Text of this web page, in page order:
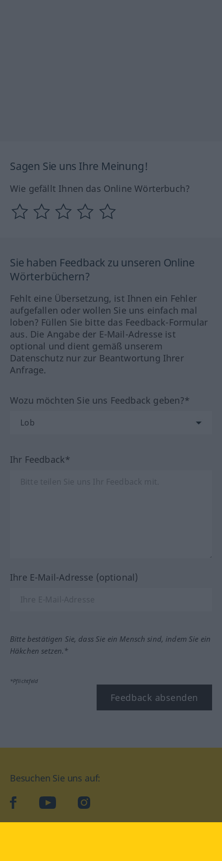
Sagen Sie uns Ihre Meinung!
Wie gefällt Ihnen das Online Wörterbuch?
Sie haben Feedback zu unseren Online
Wörterbüchern?
Fehlt eine Übersetzung, ist Ihnen ein Fehler
aufgefallen oder wollen Sie uns einfach mal
loben? Füllen Sie bitte das Feedback-Formular
aus. Die Angabe der E-Mail-Adresse ist
optional und dient gemäß unserem
Datenschutz nur zur Beantwortung Ihrer
Anfrage.
Wozu möchten Sie uns Feedback geben?*
Ihr Feedback*
Ihre E-Mail-Adresse (optional)
Bitte bestätigen Sie, dass Sie ein Mensch sind, indem Sie ein
Häkchen setzen.*
*Pflichtfeld
Feedback absenden
Besuchen Sie uns auf:
facebookYouTube Instagram